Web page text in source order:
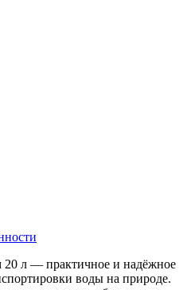
20 л — практичное и надёжное
воды на природе.